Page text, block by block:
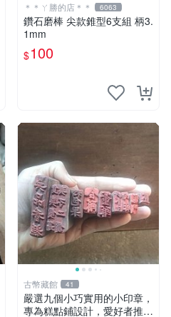
＊＊ㄚ勝的店＊＊ 6063
鑽石磨棒 尖款錐型6支組 柄3.
1mm
$100
古幣藏館 41
嚴選九個小巧實用的小印章，
專為糕點鋪設計，愛好者推薦